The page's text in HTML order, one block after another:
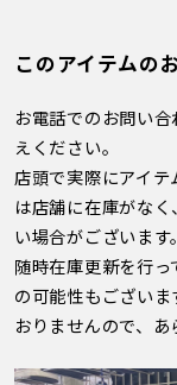
このアイテムの
お電話でのお問い
えください。
店頭で実際にアイ
は店舗に在庫がな
い場合がございます。
随時在庫更新を行
の可能性もござい
おりませんので、あ